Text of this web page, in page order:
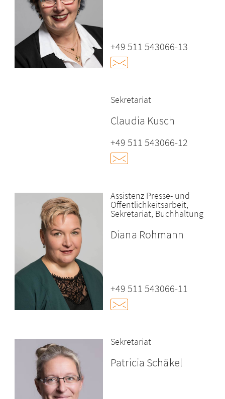
+49 511 543066-13
Sekretariat
Claudia Kusch
+49 511 543066-12
Assistenz Presse- und
Öffentlichkeitsarbeit,
Sekretariat, Buchhaltung
Diana Rohmann
+49 511 543066-11
Sekretariat
Patricia Schäkel